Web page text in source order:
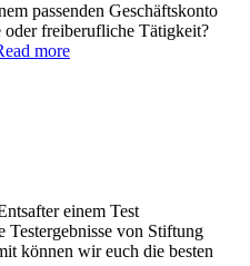
passenden Geschäftskonto
freiberufliche Tätigkeit?
more
einem Test
Testergebnisse von Stiftung
können wir euch die besten